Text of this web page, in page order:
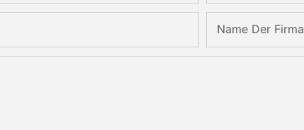
Name Der Firma